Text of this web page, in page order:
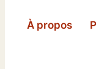
À propos